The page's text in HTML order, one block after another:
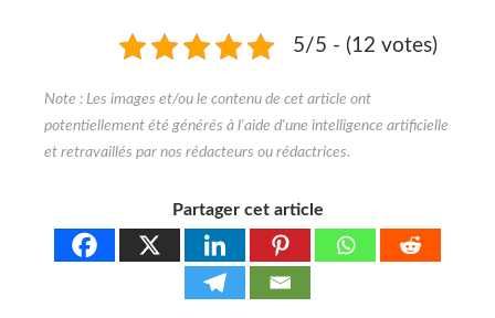
5/5 - (12 votes)
Partager cet article